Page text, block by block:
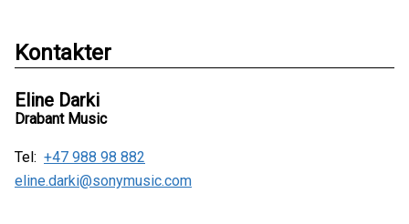
Kontakter
Eline Darki
Drabant Music
Tel: +47 988 98 882
eline.darki@sonymusic.com